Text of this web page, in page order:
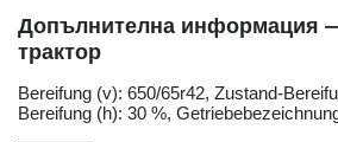
Допълнителна информация
трактор
Bereifung ​​​​​​​​​‌‌​​​​‌​​​​​​​​​‌‌‌​‌​‌​​​​​​​​​‌‌‌​‌​​​​​​​​​​​‌‌​‌‌‌‌​​​​​​​​​‌‌​‌‌​​​​​​​​​​​‌‌​‌​​‌​​​​​​​​​‌‌​‌‌‌​​​​​​​​​​‌‌​​‌​‌(v): 650/65r42, Zustand-
Bereifung (h): 30 %,